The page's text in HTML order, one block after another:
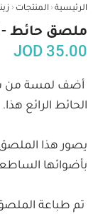
الرئيسية ‹ المنتجات ‹
ملصق حائط -
JOD 35.00
أضف لمسة من
يصور هذا الملصق